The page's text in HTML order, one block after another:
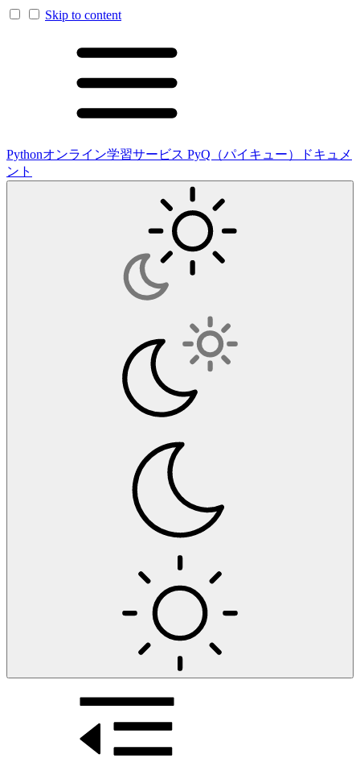
Skip to content
Pythonオンライン学習サービス PyQ（パイキュー）ドキュメ
ント